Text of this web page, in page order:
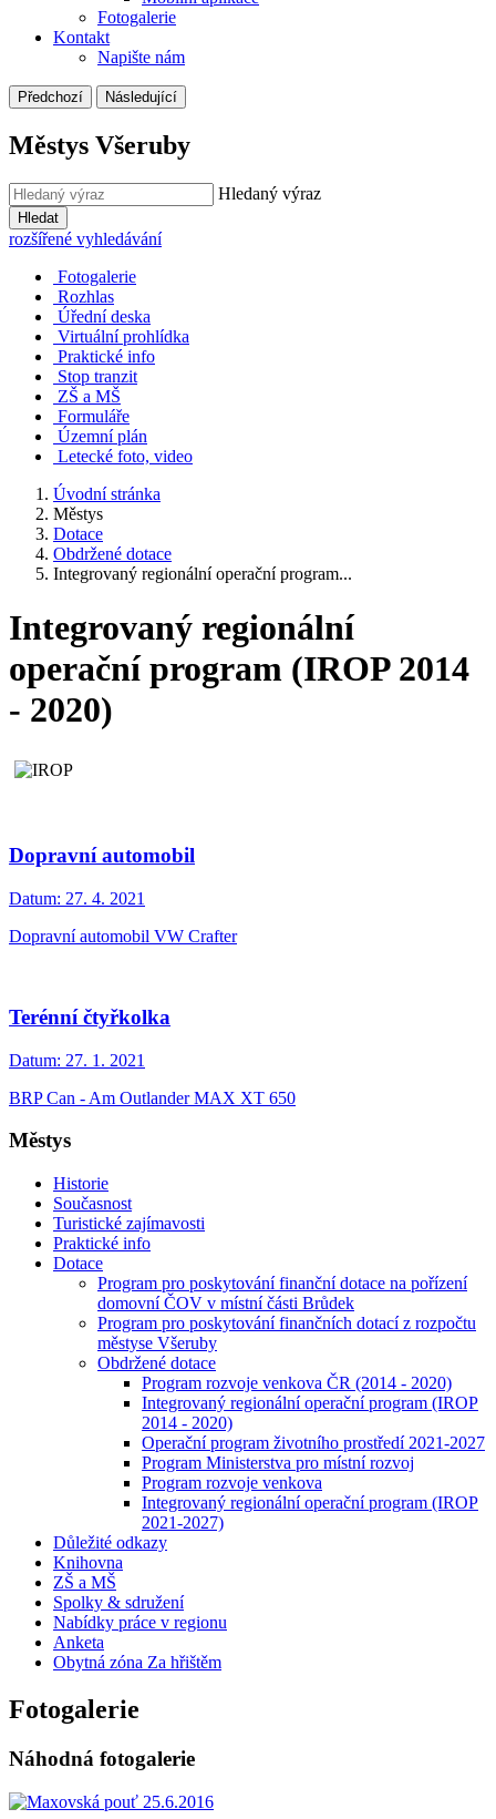
Fotogalerie
Kontakt
Napište nám
Předchozí Následující
Městys Všeruby
Hledaný výraz
Hledat
rozšířené vyhledávání
Fotogalerie
Rozhlas
Úřední deska
Virtuální prohlídka
Praktické info
Stop tranzit
ZŠ a MŠ
Formuláře
Územní plán
Letecké foto, video
Úvodní stránka
Městys
Dotace
Obdržené dotace
Integrovaný regionální operační program...
Integrovaný regionální
operační program (IROP 2014
- 2020)
Dopravní automobil
Datum: 27. 4. 2021
Dopravní automobil VW Crafter
Terénní čtyřkolka
Datum: 27. 1. 2021
BRP Can - Am Outlander MAX XT 650
Městys
Historie
Současnost
Turistické zajímavosti
Praktické info
Dotace
Program pro poskytování finanční dotace na pořízení
domovní ČOV v místní části Brůdek
Program pro poskytování finančních dotací z rozpočtu
městyse Všeruby
Obdržené dotace
Program rozvoje venkova ČR (2014 - 2020)
Integrovaný regionální operační program (IROP
2014 - 2020)
Operační program životního prostředí 2021-2027
Program Ministerstva pro místní rozvoj
Program rozvoje venkova
Integrovaný regionální operační program (IROP
2021-2027)
Důležité odkazy
Knihovna
ZŠ a MŠ
Spolky & sdružení
Nabídky práce v regionu
Anketa
Obytná zóna Za hřištěm
Fotogalerie
Náhodná fotogalerie